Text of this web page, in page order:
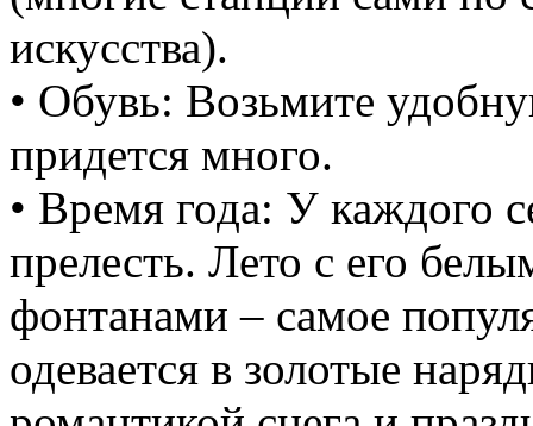
искусства).
• Обувь: Возьмите
придется много.
• Время года: У каждого
прелесть. Лето с его
фонтанами – самое
одевается в золотые